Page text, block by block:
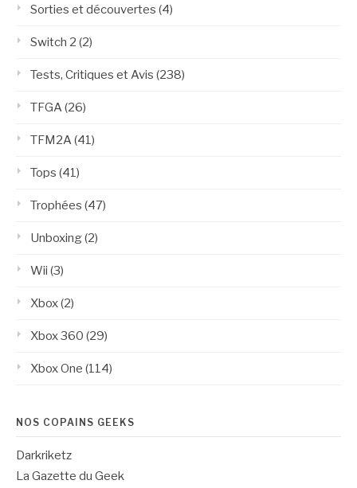
Sorties et découvertes (4)
Switch 2 (2)
Tests, Critiques et Avis (238)
TFGA(26)
TFM2A(41)
Tops (41)
Trophées (47)
Unboxing(2)
Wii (3)
Xbox(2)
Xbox 360 (29)
Xbox One (114)
NOS COPAINS GEEKS
Darkriketz
La Gazette du Geek